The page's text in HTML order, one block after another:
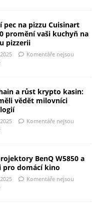
pec na pizzu Cuisinart
promění vaši kuchyň na
pizzerii
Komentáře nejsou
a růst krypto kasin:
vědět milovníci
Komentáře nejsou
BenQ W5850 a
pro domácí kino
Komentáře nejsou